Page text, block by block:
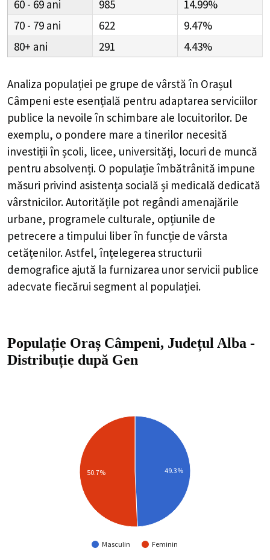
60 - 69
985
14.99%
70 - 79
622
9.47%
80+
291 4.43%
Analiza populației pe grupe de vârstă în Orașul
Câmpeni este esențială pentru adaptarea serviciilor
publice la nevoile în schimbare ale locuitorilor. De
exemplu, o pondere mare a tinerilor necesită
investiții în școli, licee, universități, locuri de muncă
pentru absolvenți. O populație îmbătrânită impune
măsuri privind asistența socială și medicală dedicată
vârstnicilor. Autoritățile pot regândi amenajările
urbane, programele culturale, opțiunile de
petrecere a timpului liber în funcție de vârsta
cetățenilor. Astfel, înțelegerea structurii
demografice ajută la furnizarea unor servicii publice
adecvate fiecărui segment al populației.
Populație Oraș Câmpeni, Județul Alba -
Distribuție după Gen
Masculin Feminin
49.3%
50.7%